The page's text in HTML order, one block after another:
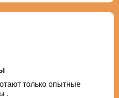
только опытные
.